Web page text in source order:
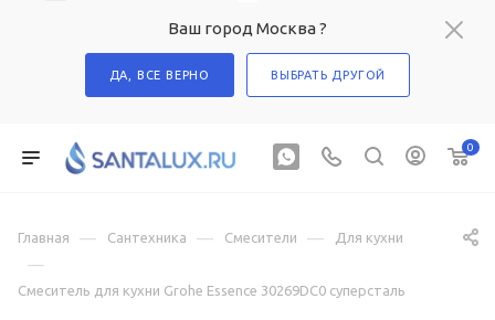
Ваш город Москва ?
ДА, ВСЕ ВЕРНО ВЫБРАТЬ ДРУГОЙ
0
Главная — Сантехника — Смесители — Для кухни
—
Смеситель для кухни Grohe Essence 30269DC0 суперсталь